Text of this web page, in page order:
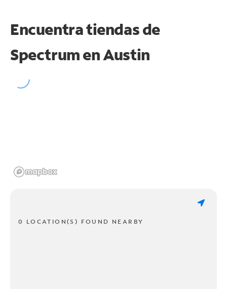
Encuentra tiendas de
Spectrum enAustin
0 LOCATION(S) FOUND NEARBY